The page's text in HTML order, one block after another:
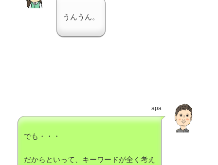
うんうん。
apa
でも・・・
だからといって、キーワードが全く考え